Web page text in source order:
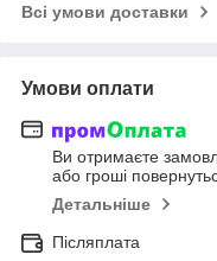
Всі умови доставки
Умови оплати
Ви отримаєте
або гроші
Детальніше
Післяплата